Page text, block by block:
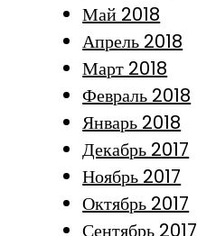
Май 2018
Апрель 2018
Март 2018
Февраль 2018
Январь 2018
Декабрь 2017
Ноябрь 2017
Октябрь 2017
Сентябрь 2017